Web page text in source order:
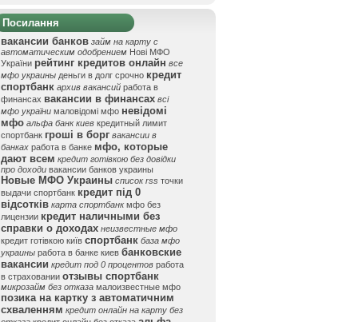
Посилання
вакансии банков займ на карту с
автоматическим одобрением Нові МФО
України рейтинг кредитов онлайн все
мфо украины деньги в долг срочно кредит
спортбанк архив вакансий работа в
финансах вакансии в финансах всі
мфо україни маловідомі мфо невідомі
мфо альфа банк киев кредитный лимит
спортбанк гроші в борг вакансии в
банках работа в банке мфо, которые
дают всем кредит готівкою без довідки
про доходи вакансии банков украины
Новые МФО Украины список rss точки
выдачи спортбанк кредит під 0
відсотків карта спортбанк мфо без
лицензии кредит наличными без
справки о доходах неизвестные мфо
кредит готівкою київ спортбанк база мфо
украины работа в банке киев банковские
вакансии кредит под 0 процентов работа
в страховании отзывы спортбанк
микрозайм без отказа малоизвестные мфо
позика на картку з автоматичним
схваленням кредит онлайн на карту без